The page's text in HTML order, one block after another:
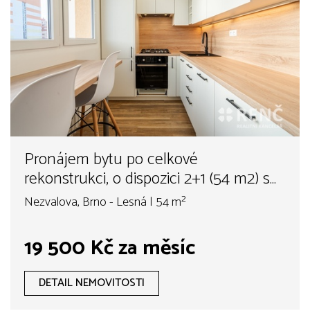
Pronájem bytu po celkové
rekonstrukci, o dispozici 2+1 (54 m2) s
lodžií a krásným výhledem na centrum
Lesná
Nezvalova, Brno - Lesná | 54 m²
19 500 Kč za měsíc
DETAIL NEMOVITOSTI